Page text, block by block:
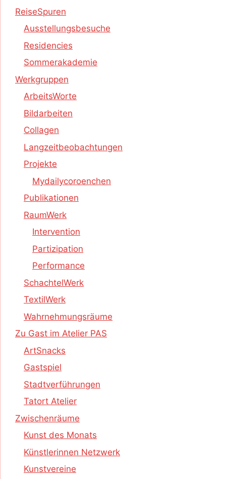
ReiseSpuren
Ausstellungsbesuche
Residencies
Sommerakademie
Werkgruppen
ArbeitsWorte
Bildarbeiten
Collagen
Langzeitbeobachtungen
Projekte
Mydailycoroenchen
Publikationen
RaumWerk
Intervention
Partizipation
Performance
SchachtelWerk
TextilWerk
Wahrnehmungsräume
Zu Gast im Atelier PAS
ArtSnacks
Gastspiel
Stadtverführungen
Tatort Atelier
Zwischenräume
Kunst des Monats
Künstlerinnen Netzwerk
Kunstvereine